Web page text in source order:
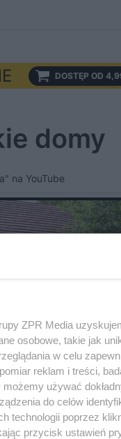
DOSTĘP OD
domy
na YouTube
myśleli, żeby
dom do
ale gdy
ZPR Media
osobowe, takie jak
w celu
reklam i treści,
używać
do celów
technologii poprzez
przycisk ustawień